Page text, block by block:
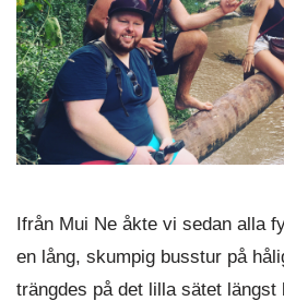
Ifrån Mui Ne åkte vi sedan alla
en lång, skumpig busstur på
trängdes på det lilla sätet